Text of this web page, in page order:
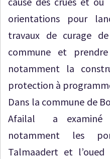
orientations pour
travaux de curage
commune et prendre
notamment la
protection à
Dans la commune de
Afailal a examiné
notamment les
Talmaadert et